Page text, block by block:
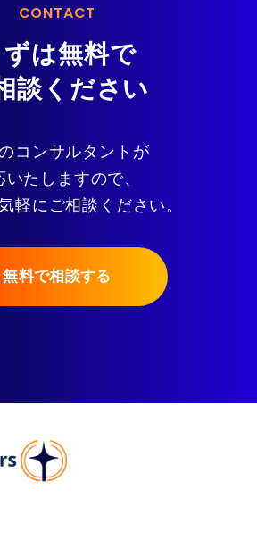
CONTACT
ずは無料で
談ください
コンサルタントが
いたしますので、
軽にご相談ください。
無料で相談する